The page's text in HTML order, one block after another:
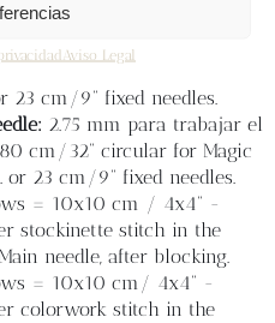
Aviso Legal
210 m (230 yd) in 25g -
Needle:
2.5 mm for
- 80 cm/32” circular for
23 cm/9” fixed needles.
2.75 mm para trabajar el
cm/32” circular for Magic
or 23 cm/9” fixed needles.
= 10x10 cm / 4x4” -
stockinette stitch in the
needle, after blocking.
= 10x10 cm/ 4x4” -
colorwork stitch in the